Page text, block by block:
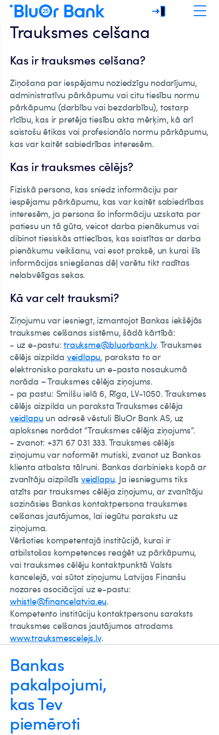
Trauksmes celšana
Kas ir trauksmes celšana?
Ziņošana par iespējamu noziedzīgu nodarījumu,
administratīvu pārkāpumu vai citu tiesību normu
pārkāpumu (darbību vai bezdarbību), tostarp
rīcību, kas ir pretēja tiesību akta mērķim, kā arī
saistošu ētikas vai profesionālo normu pārkāpumu,
kas var kaitēt sabiedrības interesēm.
Kas ir trauksmes cēlējs?
Fiziskā persona, kas sniedz informāciju par
iespējamu pārkāpumu, kas var kaitēt sabiedrības
interesēm, ja persona šo informāciju uzskata par
patiesu un tā gūta, veicot darba pienākumus vai
dibinot tiesiskās attiecības, kas saistītas ar darba
pienākumu veikšanu, vai esot praksē, un kurai šīs
informācijas sniegšanas dēļ varētu tikt radītas
nelabvēlīgas sekas.
Kā var celt trauksmi?
Ziņojumu var iesniegt, izmantojot Bankas iekšējās
trauksmes celšanas sistēmu, šādā kārtībā:
- uz e-pastu:trauksme@bluorbank.lv. Trauksmes
cēlējs aizpilda veidlapu, paraksta to ar
elektronisko parakstu un e-pasta nosaukumā
norāda – Trauksmes cēlēja ziņojums.
- pa pastu: Smilšu ielā 6, Rīga, LV-1050. Trauksmes
cēlējs aizpilda un paraksta Trauksmes cēlēja
veidlapu un adresē vēstuli BluOr Bank AS, uz
aploksnes norādot “Trauksmes cēlēja ziņojums”.
- zvanot: +371 67 031 333. Trauksmes cēlējs
ziņojumu var noformēt mutiski, zvanot uz Bankas
klienta atbalsta tālruni. Bankas darbinieks kopā ar
zvanītāju aizpildīsveidlapu. Ja iesniegums tiks
atzīts par trauksmes cēlēja ziņojumu, ar zvanītāju
sazināsies Bankas kontaktpersona trauksmes
celšanas jautājumos, lai iegūtu parakstu uz
ziņojuma.
Vēršoties kompetentajā institūcijā, kurai ir
atbilstošas kompetences reaģēt uz pārkāpumu,
vai trauksmes cēlēju kontaktpunktā Valsts
kancelejā, vai sūtot ziņojumu Latvijas Finanšu
nozares asociācijai uz e-pastu:
whistle@financelatvia.eu.
Kompetento institūciju kontaktpersonu saraksts
trauksmes celšanas jautājumos atrodams
www.trauksmescelejs.lv.
Bankas
pakalpojumi,
kas Tev
piemēroti